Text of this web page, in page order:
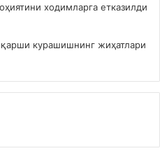
ходимларга етказилди
курашишнинг жиҳатлари